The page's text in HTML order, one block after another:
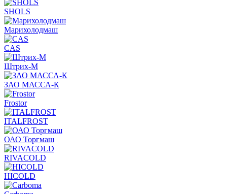
SHOLS
Марихолодмаш
CAS
Штрих-М
ЗАО МАССА-К
Frostor
ITALFROST
ОАО Торгмаш
RIVACOLD
HICOLD